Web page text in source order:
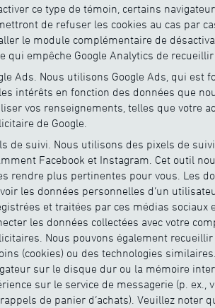
ce type de témoin, certains
de refuser les cookies au cas par
le module complémentaire de
qui empêche Google Analytics de
Ads. Nous utilisons Google Ads, qui est
intérêts en fonction des données que
vos renseignements, telles que votre
de Google.
de suivi. Nous utilisons des pixels de
Facebook et Instagram. Cet outil
rendre plus pertinentes pour vous. Les
les données personnelles d’un
et traitées par ces médias
les données collectées avec votre
Nous pouvons également
(cookies) ou des technologies
sur le disque dur ou la mémoire
sur le service de messagerie (p.
de panier d’achats). Veuillez noter